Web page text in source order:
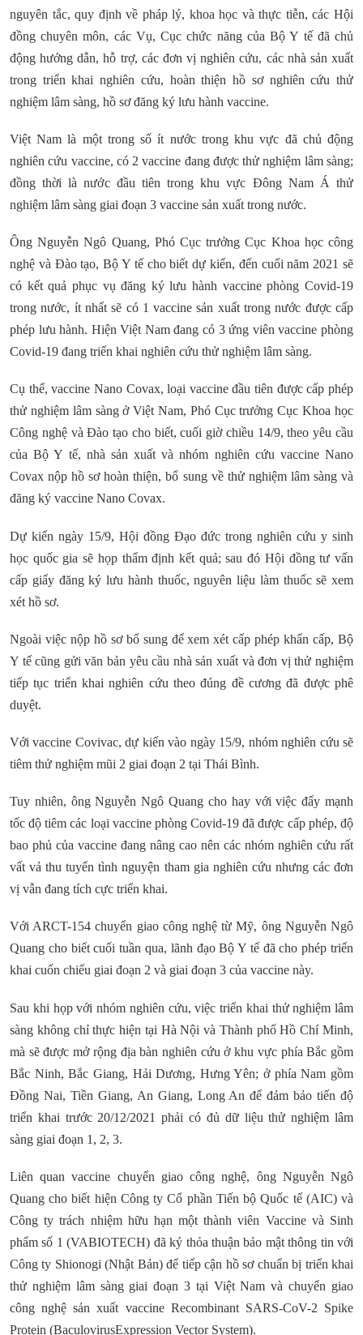
nguyên tắc, quy định về pháp lý, khoa học và thực tiễn, các Hội
đồng chuyên môn, các Vụ, Cục chức năng của Bộ Y tế đã chủ
động hướng dẫn, hỗ trợ, các đơn vị nghiên cứu, các nhà sản xuất
trong triển khai nghiên cứu, hoàn thiện hồ sơ nghiên cứu thử
nghiệm lâm sàng, hồ sơ đăng ký lưu hành vaccine.
Việt Nam là một trong số ít nước trong khu vực đã chủ động
nghiên cứu vaccine, có 2 vaccine đang được thử nghiệm lâm sàng;
đồng thời là nước đầu tiên trong khu vực Đông Nam Á thử
nghiệm lâm sàng giai đoạn 3 vaccine sản xuất trong nước.
Ông Nguyễn Ngô Quang, Phó Cục trưởng Cục Khoa học công
nghệ và Đào tạo, Bộ Y tế cho biết dự kiến, đến cuối năm 2021 sẽ
có kết quả phục vụ đăng ký lưu hành vaccine phòng Covid-19
trong nước, ít nhất sẽ có 1 vaccine sản xuất trong nước được cấp
phép lưu hành. Hiện Việt Nam đang có 3 ứng viên vaccine phòng
Covid-19 đang triển khai nghiên cứu thử nghiệm lâm sàng.
Cụ thể, vaccine Nano Covax, loại vaccine đầu tiên được cấp phép
thử nghiệm lâm sàng ở Việt Nam, Phó Cục trưởng Cục Khoa học
Công nghệ và Đào tạo cho biết, cuối giờ chiều 14/9, theo yêu cầu
của Bộ Y tế, nhà sản xuất và nhóm nghiên cứu vaccine Nano
Covax nộp hồ sơ hoàn thiện, bổ sung về thử nghiệm lâm sàng và
đăng ký vaccine Nano Covax.
Dự kiến ngày 15/9, Hội đồng Đạo đức trong nghiên cứu y sinh
học quốc gia sẽ họp thẩm định kết quả; sau đó Hội đồng tư vấn
cấp giấy đăng ký lưu hành thuốc, nguyên liệu làm thuốc sẽ xem
xét hồ sơ.
Ngoài việc nộp hồ sơ bổ sung để xem xét cấp phép khẩn cấp, Bộ
Y tế cũng gửi văn bản yêu cầu nhà sản xuất và đơn vị thử nghiệm
tiếp tục triển khai nghiên cứu theo đúng đề cương đã được phê
duyệt.
Với vaccine Covivac, dự kiến vào ngày 15/9, nhóm nghiên cứu sẽ
tiêm thử nghiệm mũi 2 giai đoạn 2 tại Thái Bình.
Tuy nhiên, ông Nguyễn Ngô Quang cho hay với việc đẩy mạnh
tốc độ tiêm các loại vaccine phòng Covid-19 đã được cấp phép, độ
bao phủ của vaccine đang nâng cao nên các nhóm nghiên cứu rất
vất vả thu tuyển tình nguyện tham gia nghiên cứu nhưng các đơn
vị vẫn đang tích cực triển khai.
Với ARCT-154 chuyển giao công nghệ từ Mỹ, ông Nguyễn Ngô
Quang cho biết cuối tuần qua, lãnh đạo Bộ Y tế đã cho phép triển
khai cuốn chiếu giai đoạn 2 và giai đoạn 3 của vaccine này.
Sau khi họp với nhóm nghiên cứu, việc triển khai thử nghiệm lâm
sàng không chỉ thực hiện tại Hà Nội và Thành phố Hồ Chí Minh,
mà sẽ được mở rộng địa bàn nghiên cứu ở khu vực phía Bắc gồm
Bắc Ninh, Bắc Giang, Hải Dương, Hưng Yên; ở phía Nam gồm
Đồng Nai, Tiền Giang, An Giang, Long An để đảm bảo tiến độ
triển khai trước 20/12/2021 phải có đủ dữ liệu thử nghiệm lâm
sàng giai đoạn 1, 2, 3.
Liên quan vaccine chuyển giao công nghệ, ông Nguyễn Ngô
Quang cho biết hiện Công ty Cổ phần Tiến bộ Quốc tế (AIC) và
Công ty trách nhiệm hữu hạn một thành viên Vaccine và Sinh
phẩm số 1 (VABIOTECH) đã ký thỏa thuận bảo mật thông tin với
Công ty Shionogi (Nhật Bản) để tiếp cận hồ sơ chuẩn bị triển khai
thử nghiệm lâm sàng giai đoạn 3 tại Việt Nam và chuyển giao
công nghệ sản xuất vaccine Recombinant SARS-CoV-2 Spike
Protein (BaculovirusExpression Vector System).